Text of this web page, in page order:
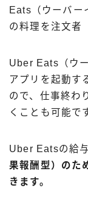
Eats（ウーバー
の料理を注文者
Uber Eats（ウ
アプリを起動す
ので、仕事終わ
くことも可能で
Uber Eatsの給
果報酬型）のた
きます。